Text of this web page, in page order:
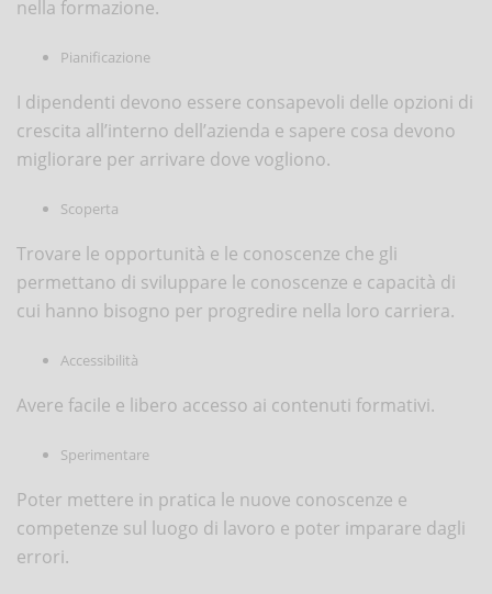
nella formazione.
Pianificazione
I dipendenti devono essere consapevoli delle opzioni di
crescita all’interno dell’azienda e sapere cosa devono
migliorare per arrivare dove vogliono.
Scoperta
Trovare le opportunità e le conoscenze che gli
permettano di sviluppare le conoscenze e capacità di
cui hanno bisogno per progredire nella loro carriera.
Accessibilità
Avere facile e libero accesso ai contenuti formativi.
Sperimentare
Poter mettere in pratica le nuove conoscenze e
competenze sul luogo di lavoro e poter imparare dagli
errori.